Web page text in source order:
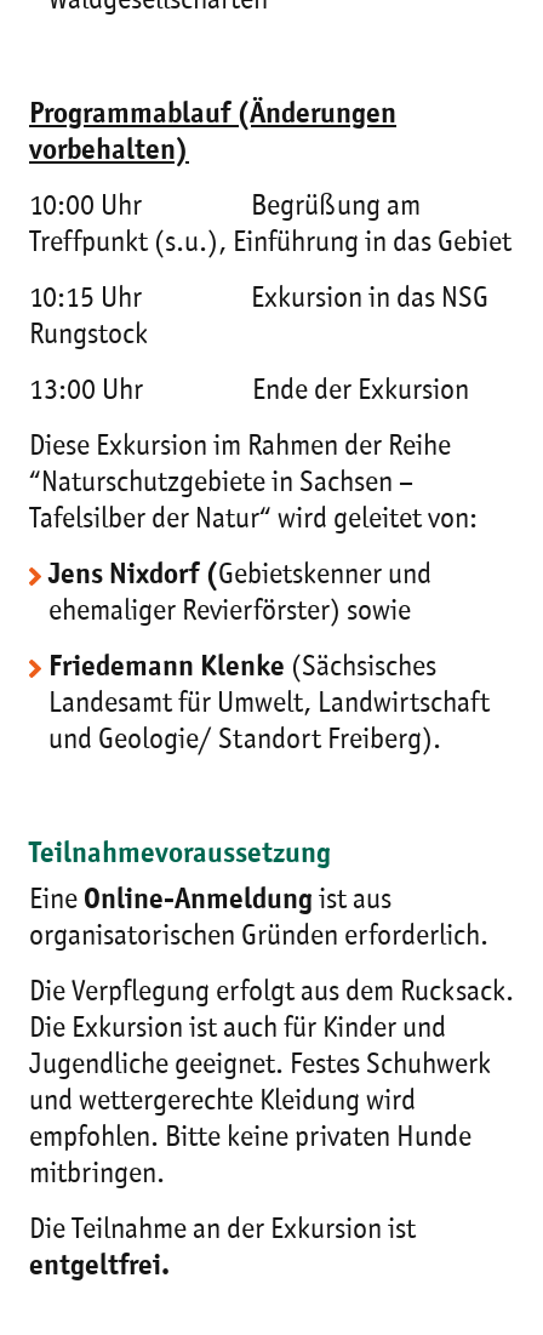
Programmablauf (Änderungen
vorbehalten)
10:00 Uhr Begrüßung am
Treffpunkt (s.u.), Einführung in das Gebiet
10:15 Uhr Exkursion in das NSG
Rungstock
13:00 Uhr Ende der Exkursion
Diese Exkursion im Rahmen der Reihe
“Naturschutzgebiete in Sachsen –
Tafelsilber der Natur“ wird geleitet von:
Jens Nixdorf (Gebietskenner und
ehemaliger Revierförster) sowie
Friedemann Klenke (Sächsisches
Landesamt für Umwelt, Landwirtschaft
und Geologie/ Standort Freiberg).
Teilnahmevoraussetzung
Eine Online-Anmeldung ist aus
organisatorischen Gründen erforderlich.
Die Verpflegung erfolgt aus dem Rucksack.
Die Exkursion ist auch für Kinder und
Jugendliche geeignet. Festes Schuhwerk
und wettergerechte Kleidung wird
empfohlen. Bitte keine privaten Hunde
mitbringen.
Die Teilnahme an der Exkursion ist
entgeltfrei.